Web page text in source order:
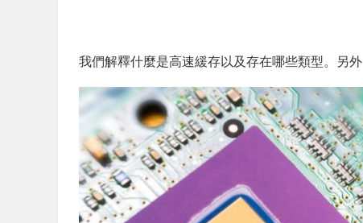
我們解釋什麼是高速緩存以及存在哪些類型。另